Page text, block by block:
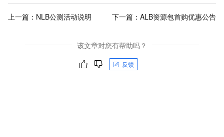
上一篇： NLB公测活动说明 下一篇： ALB资源包首购优惠公告
该文章对您有帮助吗？
反馈